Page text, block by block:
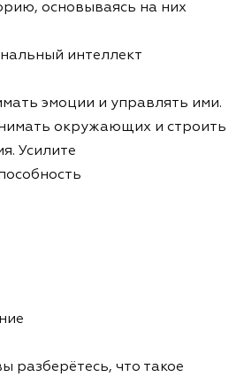
основываясь на них
интеллект
эмоции и управлять ими.
окружающих и строить
Усилите
разберётесь, что такое